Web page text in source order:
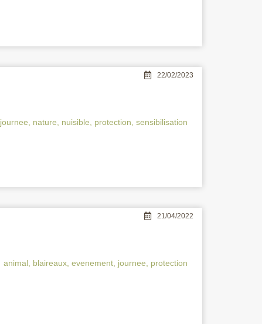
22/02/2023
journee nature nuisible protection sensibilisation
21/04/2022
animal, blaireaux, evenement, journee protection